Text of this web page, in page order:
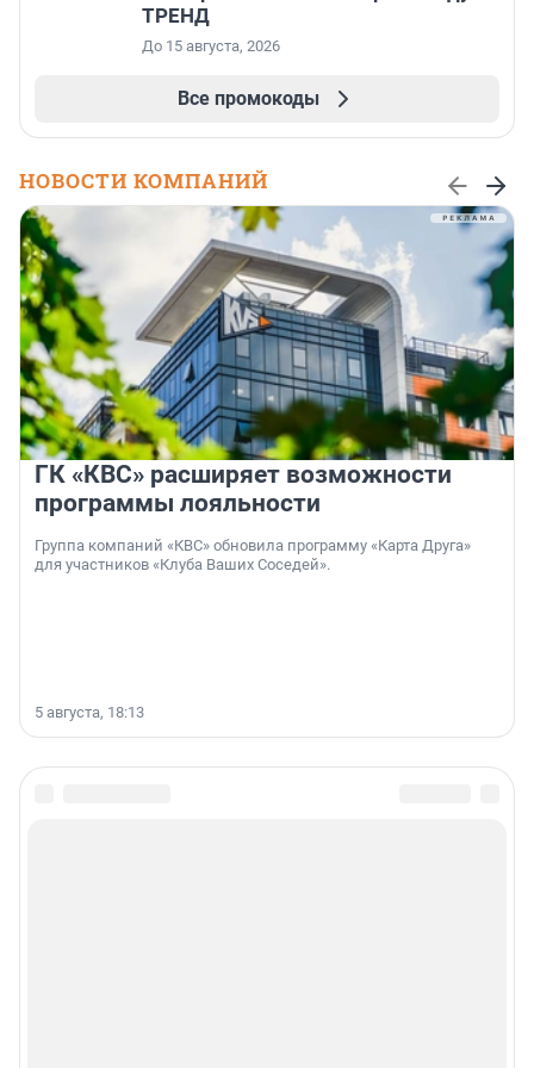
ТРЕНД
До 15 августа, 2026
Все промокоды
НОВОСТИ КОМПАНИЙ
ГК «КВС» расширяет возможности
программы лояльности
Группа компаний «КВС» обновила программу «Карта Друга»
для участников «Клуба Ваших Соседей».
5 августа, 18:13